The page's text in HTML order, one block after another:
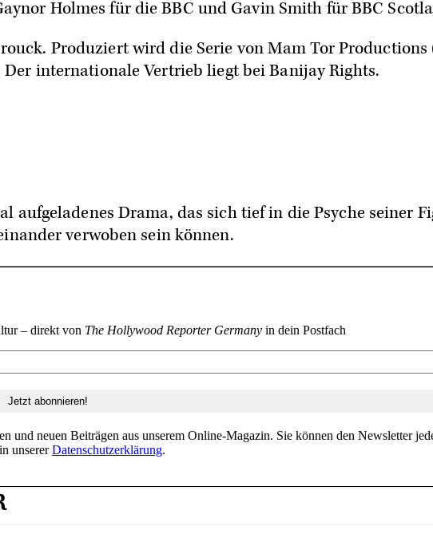
Holmes für die BBC und Gavin Smith für BBC
Produziert wird die Serie von Mam Tor Productions
internationale Vertrieb liegt bei Banijay Rights.
aufgeladenes Drama, das sich tief in die Psyche seiner
verwoben sein können.
– direkt von The Hollywood Reporter Germany in dein Postfach
neuen Beiträgen aus unserem Online-Magazin. Sie können den Newsletter
unsererDatenschutzerklärung.